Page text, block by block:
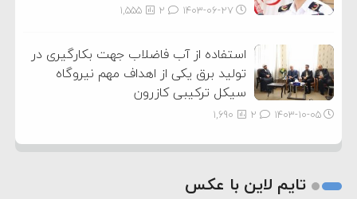
۱۴۰۳-۰۶-۲۷ 1,555
استفاده از آب فاضلاب جهت بکارگیری در
تولید برق یکی از اهداف مهم نیروگاه
سیکل ترکیبی کازرون
۱۴۰۳-۱۰-۰۵ 1,690
تایم لاین با عکس